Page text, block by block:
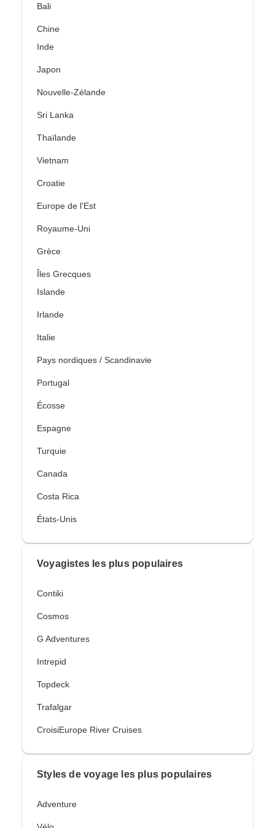
Bali
Chine
Inde
Japon
Nouvelle-Zélande
Sri Lanka
Thaïlande
Vietnam
Croatie
Europe de l'Est
Royaume-Uni
Grèce
Îles Grecques
Islande
Irlande
Italie
Pays nordiques / Scandinavie
Portugal
Écosse
Espagne
Turquie
Canada
Costa Rica
États-Unis
Voyagistes les plus populaires
Contiki
Cosmos
G Adventures
Intrepid
Topdeck
Trafalgar
CroisiEurope River Cruises
Styles de voyage les plus populaires
Adventure